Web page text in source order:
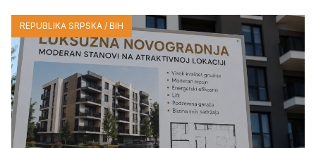
REPUBLIKA SRPSKA / BIH